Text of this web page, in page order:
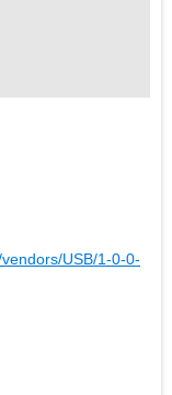
USB/1-0-0-